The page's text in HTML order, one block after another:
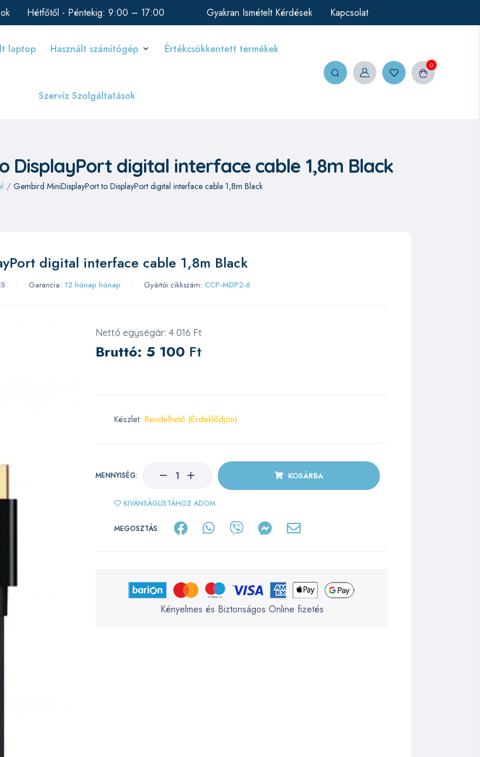
Hétfőtől - Péntekig: 9:00 – 17:00 Gyakran Ismételt Kérdések Kapcsolat
laptop Használt számítógép Értékcsökkentett termékek
Szervíz Szolgáltatások
0
DisplayPort digital interface cable 1,8m Black
/ Gembird MiniDisplayPort to DisplayPort digital interface cable 1,8m Black
digital interface cable 1,8m Black
Garancia: 12 hónap hónap Gyártói cikkszám: CCP-MDP2-6
Nettó egységár: 4 016 Ft
Bruttó: 5 100 Ft
Készlet: Rendelhető (Érdeklődjön)
MENNYISÉG: KOSÁRBA
KIVÁNSÁGLISTÁHOZ ADOM
MEGOSZTÁS:
Kényelmes és Biztonságos Online fizetés